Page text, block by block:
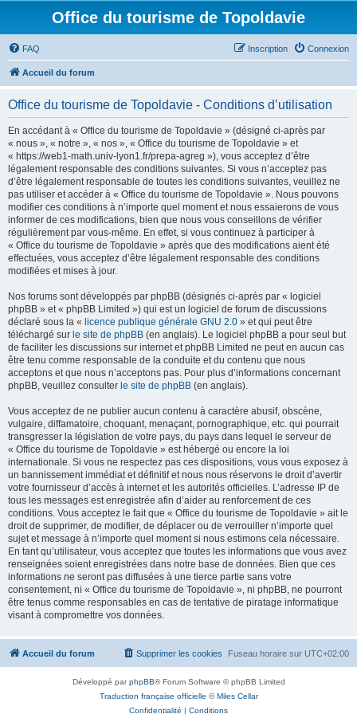
Office du tourisme de Topoldavie
FAQ Connexion
Inscription
Accueil du forum
Office du tourisme de Topoldavie - Conditions d’utilisation
En accédant à « Office du tourisme de Topoldavie » (désigné ci-après par
« nous », « notre », « nos », « Office du tourisme de Topoldavie » et
« https://web1-math.univ-lyon1.fr/prepa-agreg »), vous acceptez d’être
légalement responsable des conditions suivantes. Si vous n’acceptez pas
d’être légalement responsable de toutes les conditions suivantes, veuillez ne
pas utiliser et accéder à « Office du tourisme de Topoldavie ». Nous pouvons
modifier ces conditions à n’importe quel moment et nous essaierons de vous
informer de ces modifications, bien que nous vous conseillons de vérifier
régulièrement par vous-même. En effet, si vous continuez à participer à
« Office du tourisme de Topoldavie » après que des modifications aient été
effectuées, vous acceptez d’être légalement responsable des conditions
modifiées et mises à jour.
Nos forums sont développés par phpBB (désignés ci-après par « logiciel
phpBB » et « phpBB Limited ») qui est un logiciel de forum de discussions
déclaré sous la « licence publique générale GNU 2.0 » et qui peut être
téléchargé sur le site de phpBB (en anglais). Le logiciel phpBB a pour seul but
de faciliter les discussions sur internet et phpBB Limited ne peut en aucun cas
être tenu comme responsable de la conduite et du contenu que nous
acceptons et que nous n’acceptons pas. Pour plus d’informations concernant
phpBB, veuillez consulter le site de phpBB (en anglais).
Vous acceptez de ne publier aucun contenu à caractère abusif, obscène,
vulgaire, diffamatoire, choquant, menaçant, pornographique, etc. qui pourrait
transgresser la législation de votre pays, du pays dans lequel le serveur de
« Office du tourisme de Topoldavie » est hébergé ou encore la loi
internationale. Si vous ne respectez pas ces dispositions, vous vous exposez à
un bannissement immédiat et définitif et nous nous réservons le droit d’avertir
votre fournisseur d’accès à internet et les autorités officielles. L’adresse IP de
tous les messages est enregistrée afin d’aider au renforcement de ces
conditions. Vous acceptez le fait que « Office du tourisme de Topoldavie » ait le
droit de supprimer, de modifier, de déplacer ou de verrouiller n’importe quel
sujet et message à n’importe quel moment si nous estimons cela nécessaire.
En tant qu’utilisateur, vous acceptez que toutes les informations que vous avez
renseignées soient enregistrées dans notre base de données. Bien que ces
informations ne seront pas diffusées à une tierce partie sans votre
consentement, ni « Office du tourisme de Topoldavie », ni phpBB, ne pourront
être tenus comme responsables en cas de tentative de piratage informatique
visant à compromettre vos données.
Accueil du forum Fuseau horaire sur UTC+02:00
Supprimer les cookies
Développé parphpBB® Forum Software © phpBB Limited
Traduction française officielle ©Miles Cellar
Confidentialité | Conditions